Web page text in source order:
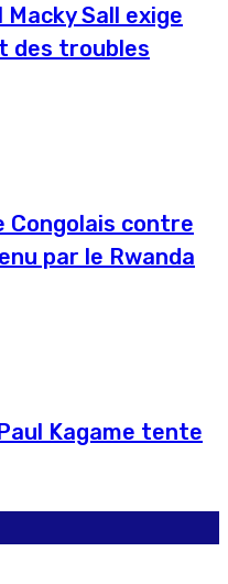
Sall exige
des troubles
Congolais contre
par le Rwanda
Kagame tente